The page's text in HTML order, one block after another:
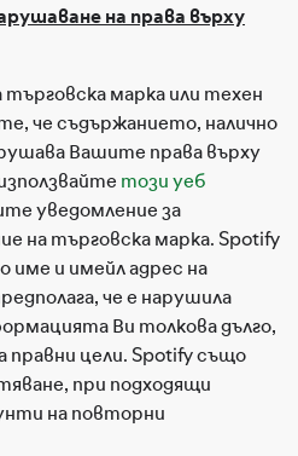
на права върху
марка или техен
че съдържанието, налично
Вашите права върху
този уеб
уведомление за
на търговска марка. Spotify
и имейл адрес на
че е нарушила
Ви толкова дълго,
правни цели. Spotify също
при подходящи
на повторни